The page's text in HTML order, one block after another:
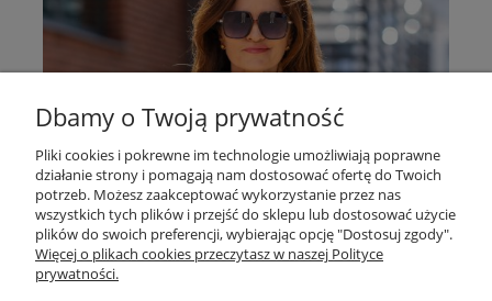
Dbamy o Twoją prywatność
Pliki cookies i pokrewne im technologie umożliwiają poprawne
działanie strony i pomagają nam dostosować ofertę do Twoich
potrzeb. Możesz zaakceptować wykorzystanie przez nas
wszystkich tych plików i przejść do sklepu lub dostosować użycie
plików do swoich preferencji, wybierając opcję "Dostosuj zgody".
Więcej o plikach cookies przeczytasz w naszej Polityce
prywatności.